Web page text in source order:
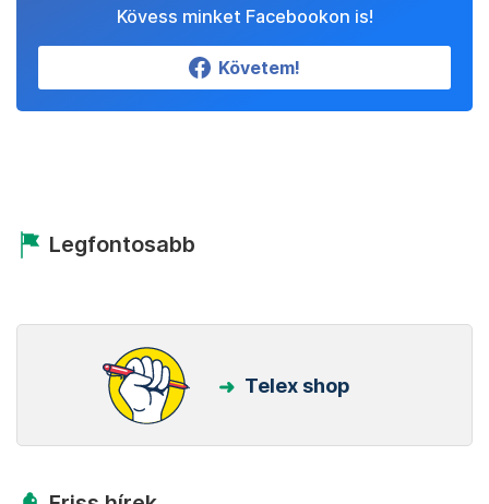
Kövess minket Facebookon is!
Követem!
Legfontosabb
Telex shop